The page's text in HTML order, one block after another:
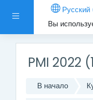
Боковая панель
Вы
Перейти к основному
PMI 2022
В начало